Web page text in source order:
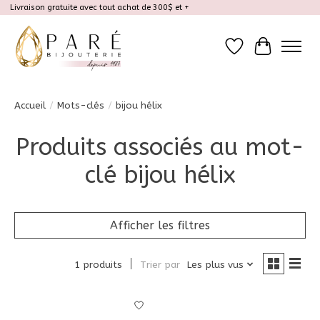
Livraison gratuite avec tout achat de 300$ et +
Liste dePanier
Accueil / Mots-clés / bijou hélix
Produits associés au mot-
clé bijou hélix
Afficher les filtres
1 produits Trier par Les plus vus